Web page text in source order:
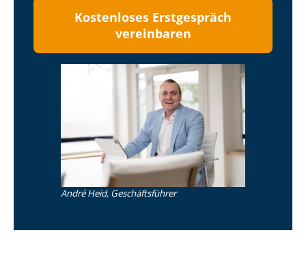
Kostenloses Erstgespräch
vereinbaren
André Heid, Geschäftsführer